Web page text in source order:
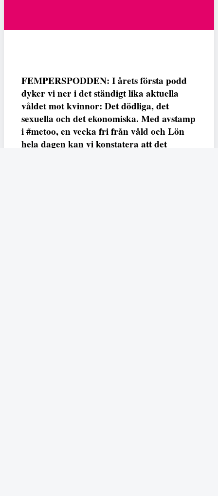
FEMPERSPODDEN: I årets första podd
dyker vi ner i det ständigt lika aktuella
våldet mot kvinnor: Det dödliga, det
sexuella och det ekonomiska. Med avstamp
i #metoo, en vecka fri från våld och Lön
hela dagen kan vi konstatera att det